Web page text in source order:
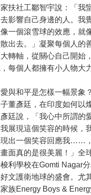
扶社工鄒智宇說：「我
影響自己身邊的人。我
一個滾雪球的效應，就
出去。」凝聚每個人的
轉軸，從關心自己開始
每個人都擁有小人物大
和平是怎樣一幅景象
董彥廷，在印度如何以
廷說，「我心中所謂的
展現這個笑容的時候，
出一個笑容回應我……
面真的是很美麗！」全
利學校在Gomti Nagar
文護衛地球的盛會。尤
族Energy Boys &